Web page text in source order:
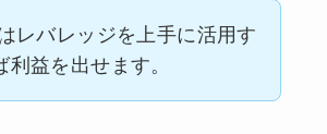
レバレッジを上手に活用す
利益を出せます。